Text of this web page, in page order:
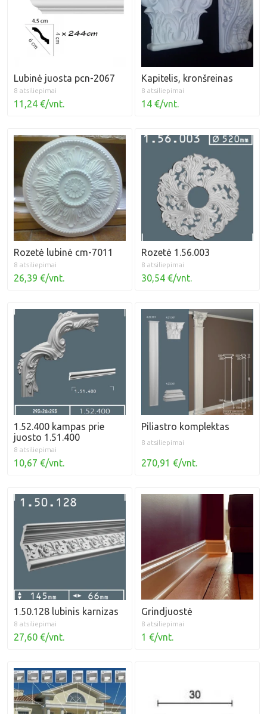
Lubinė juosta pcn-2067
8 atsiliepimai
11,24 €/vnt.
Kapitelis, kronšreinas
8 atsiliepimai
14 €/vnt.
Rozetė lubinė cm-7011
8 atsiliepimai
26,39 €/vnt.
Rozetė 1.56.003
8 atsiliepimai
30,54 €/vnt.
1.52.400 kampas prie
juosto 1.51.400
8 atsiliepimai
10,67 €/vnt.
Piliastro komplektas
8 atsiliepimai
270,91 €/vnt.
1.50.128 lubinis karnizas
8 atsiliepimai
27,60 €/vnt.
Grindjuostė
8 atsiliepimai
1 €/vnt.